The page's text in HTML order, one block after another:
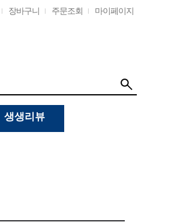
장바구니 주문조회 마이페이지
생생리뷰